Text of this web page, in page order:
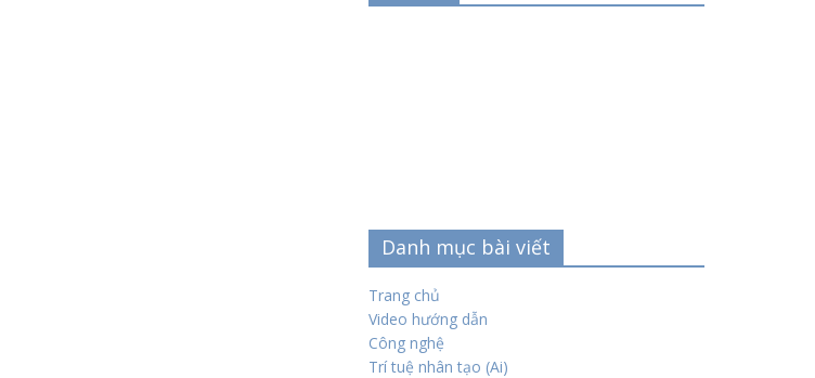
Danh mục bài viết
Trang chủ
Video hướng dẫn
Công nghệ
Trí tuệ nhân tạo (Ai)